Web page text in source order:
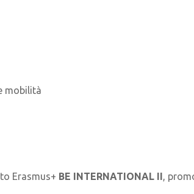
mobilità
Erasmus+ BE INTERNATIONAL II,